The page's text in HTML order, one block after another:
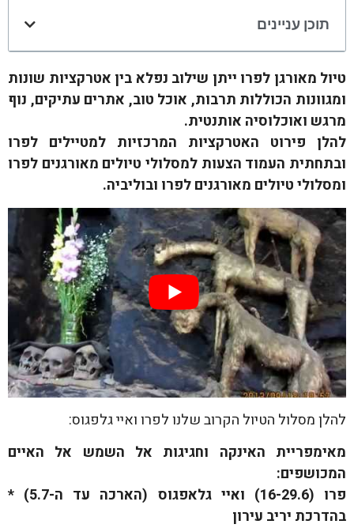
תוכן עניינים
טיול מאורגן לפרו ייתן שילוב נפלא בין אטרקציות שונות
ומגוונות הכוללות תרבות, אוכל טוב, אתרים עתיקים, נוף
מרגש ואוכלוסיה אותנטית.
להלן פירוט האטרקציות המרכזיות למטיילים לפרו
ובתחתית העמוד הצעות למסלולי טיולים מאורגנים לפרו
ומסלולי טיולים מאורגנים לפרו ובוליביה.
להלן מסלול הטיול הקרוב שלנו לפרו ואיי גלפגוס:
מאימפריית האינקה וחגיגות אל השמש אל האיים
המכושפים:
פרו (16-29.6) ואיי גלאפגוס (הארכה עד ה-5.7) *
בהדרכת יריב עירון